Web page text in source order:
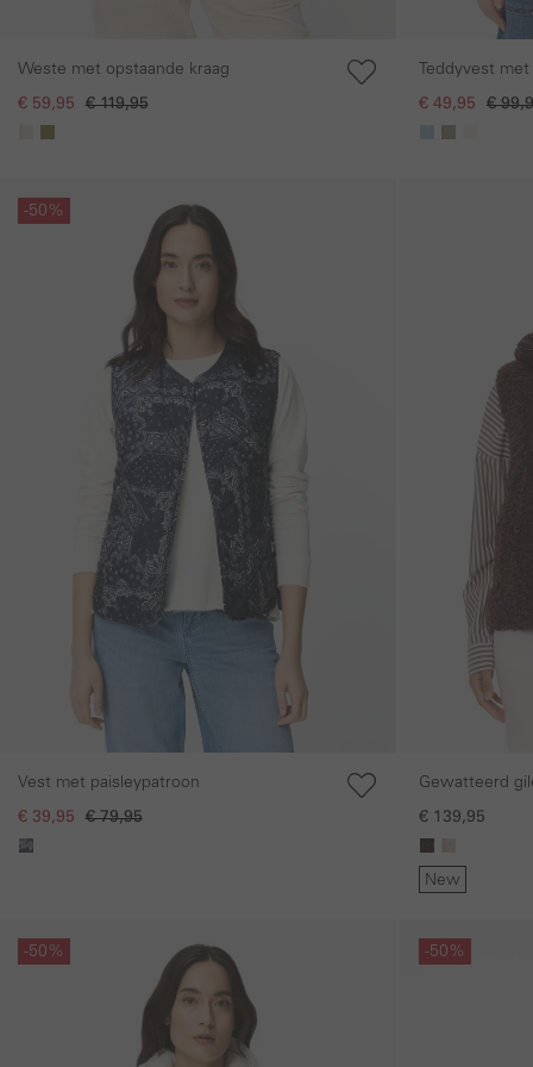
Weste met opstaande kraag
€ 59,95 € 119,95
Teddyvest
€ 49,95 €
-50%
Vest met paisleypatroon
€ 39,95 € 79,95
Gewatteerd
€ 139,95
New
-50%
-50%